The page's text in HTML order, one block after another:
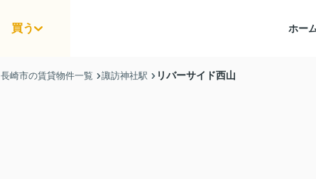
買う ホー
長崎市の賃貸物件一覧 諏訪神社駅 リバーサイド西山